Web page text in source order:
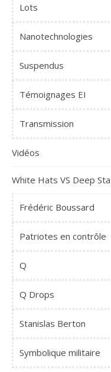
Lots
Nanotechnologies
Suspendus
Témoignages EI
Transmission
Vidéos
White Hats VS Deep
Frédéric Boussard
Patriotes en contrôle
Q
Q Drops
Stanislas Berton
Symbolique militaire